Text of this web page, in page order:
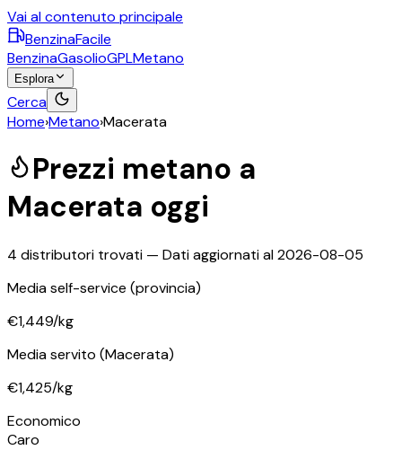
Vai al contenuto principale
BenzinaFacile
BenzinaGasolioGPLMetano
Esplora
Cerca
Home›Metano›Macerata
Prezzi metano a
Macerata oggi
4 distributori trovati — Dati aggiornati al2026-08-05
Media self-service (provincia)
€1,449/kg
Media servito (Macerata)
€1,425/kg
Economico
Caro